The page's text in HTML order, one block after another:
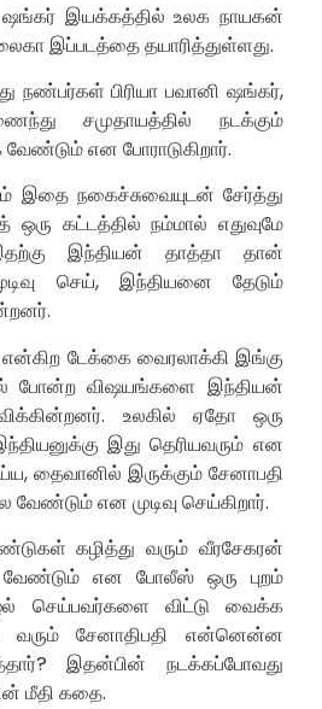
ஷங்கர் இயக்கத்தில் உலக நாயகன்
இப்படத்தை தயாரித்துள்ளது.
நண்பர்கள் பிரியா பவானி ஷங்கர்,
சமுதாயத்தில் நடக்கும்
என போராடுகிறார்.
இதை நகைச்சுவையுடன் சேர்த்து
ஒரு கட்டத்தில் நம்மால் எதுவுமே
இந்தியன் தாத்தா தான்
செய், இந்தியனை தேடும்
டேக்கை வைரலாக்கி இங்கு
போன்ற விஷயங்களை இந்தியன்
உலகில் ஏதோ ஒரு
இது தெரியவரும் என
தைவானில் இருக்கும் சேனாபதி
என முடிவு செய்கிறார்.
கழித்து வரும் வீரசேகரன்
வேண்டும் என போலீஸ் ஒரு புறம்
செய்பவர்களை விட்டு வைக்க
வரும் சேனாதிபதி என்னென்ன
இதன்பின் நடக்கப்போவது
மீதி கதை.